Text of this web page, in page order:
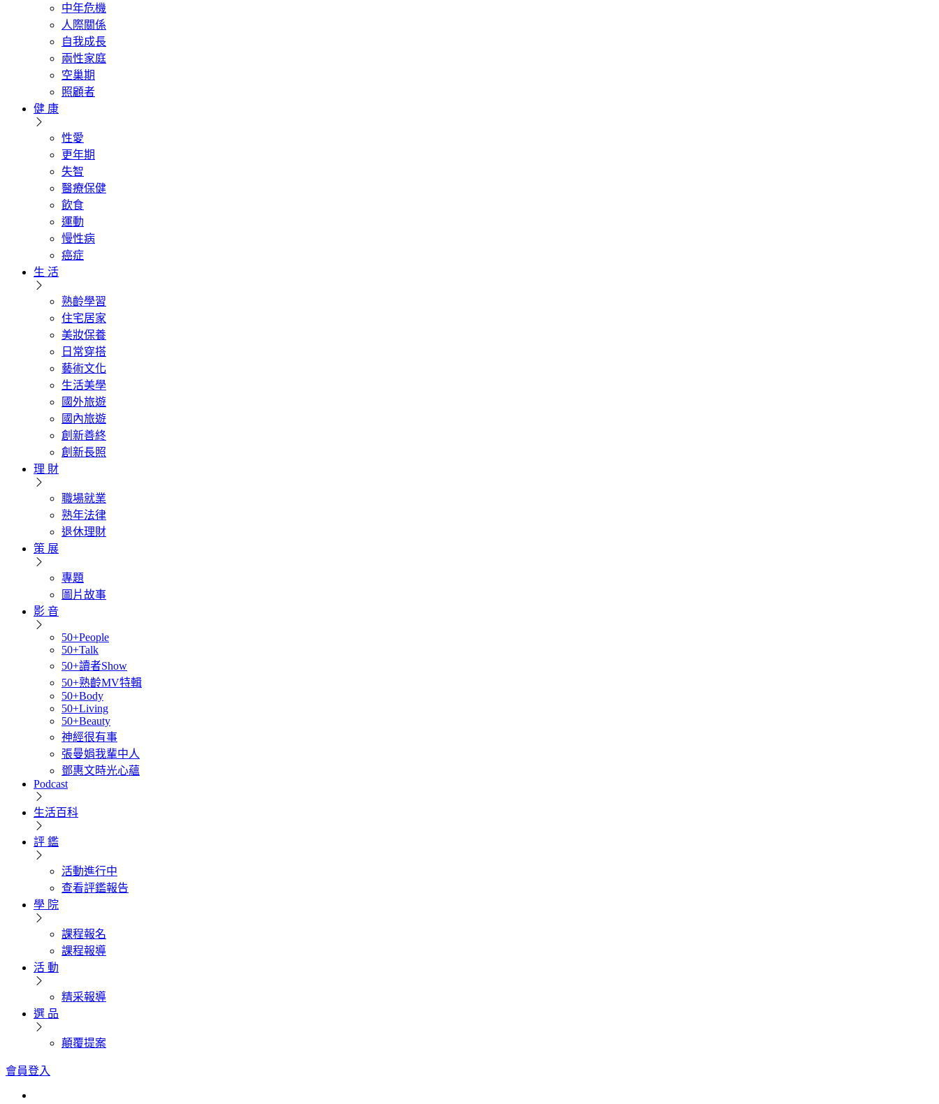
中年危機
人際關係
自我成長
兩性家庭
空巢期
照顧者
健 康
性愛
更年期
失智
醫療保健
飲食
運動
慢性病
癌症
生 活
熟齡學習
住宅居家
美妝保養
日常穿搭
藝術文化
生活美學
國外旅遊
國內旅遊
創新善終
創新長照
理 財
職場就業
熟年法律
退休理財
策 展
專題
圖片故事
影 音
50+People
50+Talk
50+讀者Show
50+熟齡MV特輯
50+Body
50+Living
50+Beauty
神經很有事
張曼娟我輩中人
鄧惠文時光心蘊
Podcast
生活百科
評 鑑
活動進行中
查看評鑑報告
學 院
課程報名
課程報導
活 動
精采報導
選 品
顛覆提案
會員登入